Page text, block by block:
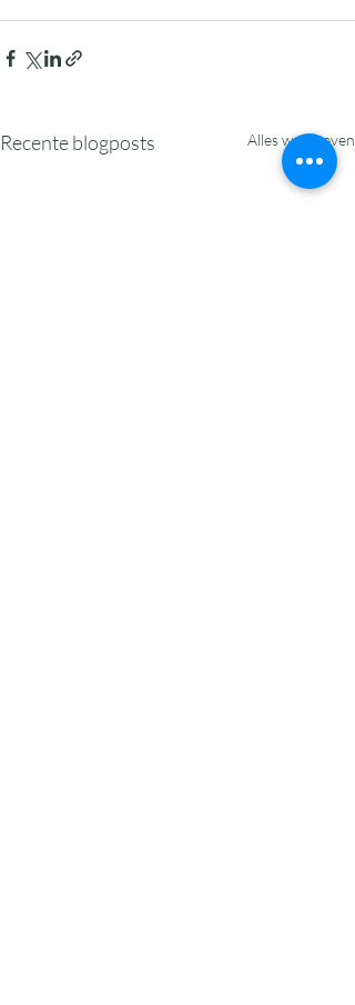
Recente blogposts Alles weergeven